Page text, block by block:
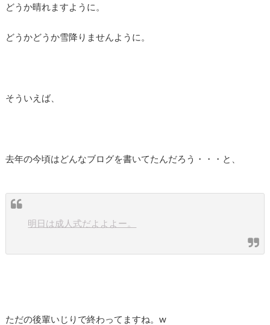
どうか晴れますように。
どうかどうか雪降りませんように。
そういえば、
去年の今頃はどんなブログを書いてたんだろう・・・と、
明日は成人式だよよよー。
ただの後輩いじりで終わってますね。w